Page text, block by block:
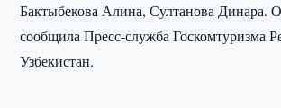
Бактыбекова Алина, Султанова Динара.
сообщила Пресс-служба Госкомтуризма
Узбекистан.